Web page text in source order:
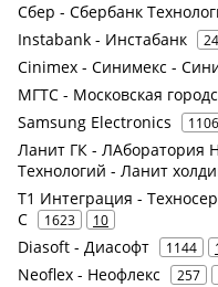
Сбер - Сбербанк
Instabank - Инстабанк 24
Cinimex - Синимекс -
МГТС - Московская
Samsung Electronics
Ланит ГК -
Технологий - Ланит
Т1 Интеграция -
С
1623 10
Diasoft - Диасофт 1144
Neoflex - Неофлекс 257